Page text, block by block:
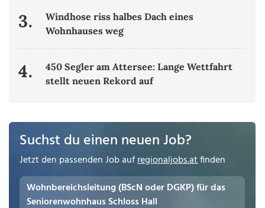
3.
Windhose riss halbes Dach eines
Wohnhauses weg
4.
450 Segler am Attersee: Lange Wettfahrt
stellt neuen Rekord auf
Suchst du einen neuen Job?
Jetzt den passenden Job aufregionaljobs.atfinden
Wohnbereichsleitung (BScN oder DGKP) für das
Seniorenwohnhaus Schloss Hall